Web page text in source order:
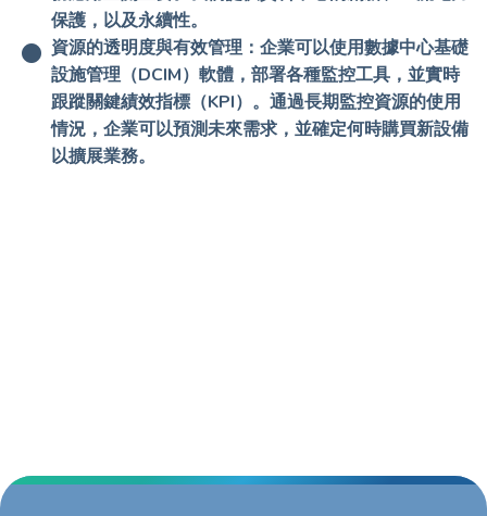
保護，以及永續性。
資源的透明度與有效管理：企業可以使用數據中心基礎
設施管理（DCIM）軟體，部署各種監控工具，並實時
跟蹤關鍵績效指標（KPI）。通過長期監控資源的使用
情況，企業可以預測未來需求，並確定何時購買新設備
以擴展業務。